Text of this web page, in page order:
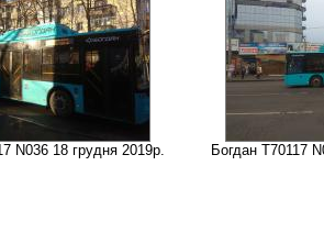
N036 18 грудня 2019р. Богдан Т70117